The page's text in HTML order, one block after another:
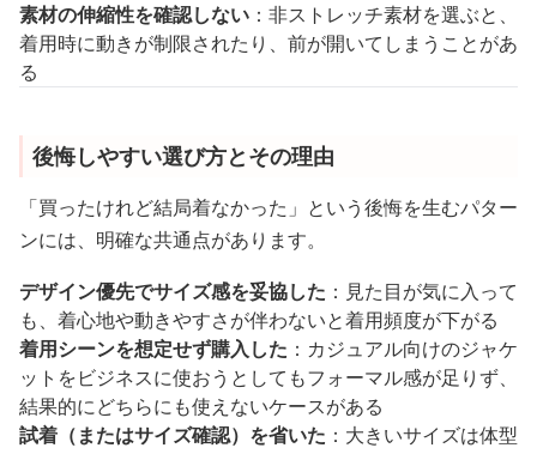
素材の伸縮性を確認しない ：非ストレッチ素材を選ぶと、
着用時に動きが制限されたり、前が開いてしまうことがあ
る
後悔しやすい選び方とその理由
「買ったけれど結局着なかった」という後悔を生むパター
ンには、明確な共通点があります。
デザイン優先でサイズ感を妥協した ：見た目が気に入って
も、着心地や動きやすさが伴わないと着用頻度が下がる
着用シーンを想定せず購入した ：カジュアル向けのジャケ
ットをビジネスに使おうとしてもフォーマル感が足りず、
結果的にどちらにも使えないケースがある
試着（またはサイズ確認）を省いた ：大きいサイズは体型